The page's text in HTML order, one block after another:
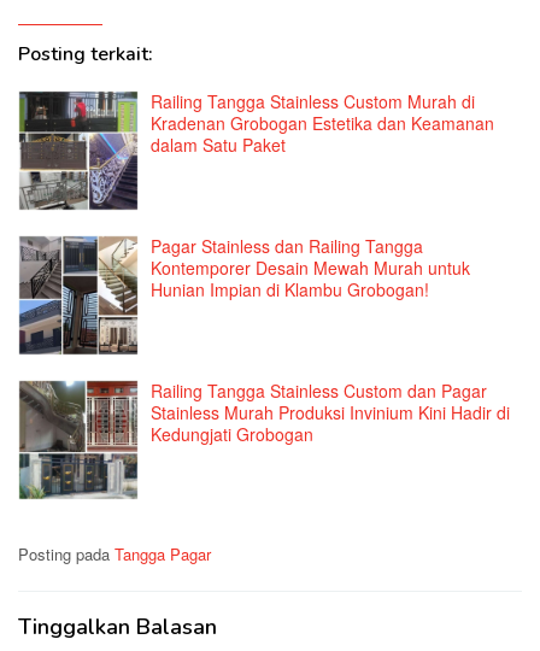
Posting terkait:
Railing Tangga Stainless Custom Murah di
Kradenan Grobogan Estetika dan Keamanan
dalam Satu Paket
Pagar Stainless dan Railing Tangga
Kontemporer Desain Mewah Murah untuk
Hunian Impian di Klambu Grobogan!
Railing Tangga Stainless Custom dan Pagar
Stainless Murah Produksi Invinium Kini Hadir di
Kedungjati Grobogan
Posting pada Tangga Pagar
Tinggalkan Balasan